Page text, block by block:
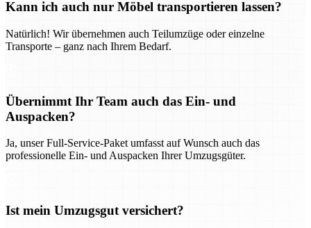
Kann ich auch nur Möbel transportieren lassen?
Natürlich! Wir übernehmen auch Teilumzüge oder einzelne
Transporte – ganz nach Ihrem Bedarf.
Übernimmt Ihr Team auch das Ein- und
Auspacken?
Ja, unser Full-Service-Paket umfasst auf Wunsch auch das
professionelle Ein- und Auspacken Ihrer Umzugsgüter.
Ist mein Umzugsgut versichert?